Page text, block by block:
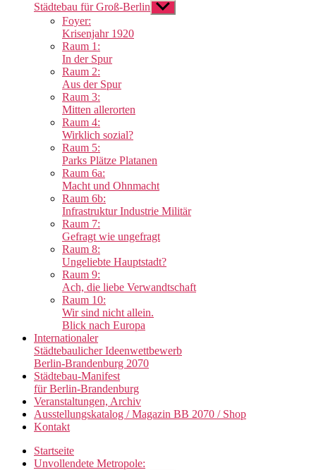
Städtebau für Groß-Berlin Untermenü
anzeigen
Foyer:
Krisenjahr 1920
Raum 1:
In der Spur
Raum 2:
Aus der Spur
Raum 3:
Mitten allerorten
Raum 4:
Wirklich sozial?
Raum 5:
Parks Plätze Platanen
Raum 6a:
Macht und Ohnmacht
Raum 6b:
Infrastruktur Industrie Militär
Raum 7:
Gefragt wie ungefragt
Raum 8:
Ungeliebte Hauptstadt?
Raum 9:
Ach, die liebe Verwandtschaft
Raum 10:
Wir sind nicht allein.
Blick nach Europa
Internationaler
Städtebaulicher Ideenwettbewerb
Berlin-Brandenburg 2070
Städtebau-Manifest
für Berlin-Brandenburg
Veranstaltungen, Archiv
Ausstellungskatalog / Magazin BB 2070 / Shop
Kontakt
Startseite
Unvollendete Metropole: